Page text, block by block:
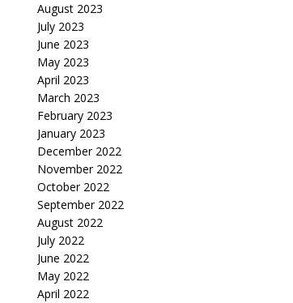
August 2023
July 2023
June 2023
May 2023
April 2023
March 2023
February 2023
January 2023
December 2022
November 2022
October 2022
September 2022
August 2022
July 2022
June 2022
May 2022
April 2022